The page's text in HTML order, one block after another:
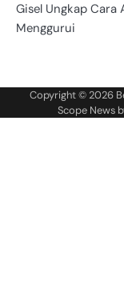
Gisel Ungkap Cara
Menggurui
Copyright © 2026
Scope News